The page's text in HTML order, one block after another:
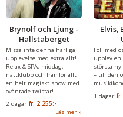
Brynolf och Ljung -
Hallstaberget
Missa inte denna härliga
upplevelse med extra allt!
Relax & SPA, middag,
nattklubb och framför allt
en helt magiskt show med
oväntade twistar!
2 dagar fr. 2 255:-
Läs mer
Elvis,
Följ med
upplev en
största
– till den
1 dagar fr.